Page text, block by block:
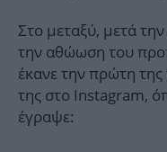
Στο μεταξύ, μετά
την αθώωση του
έκανε την πρώτη
της στο Instagram,
έγραψε: